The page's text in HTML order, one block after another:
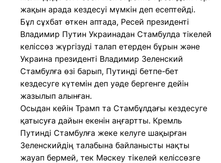
жақын арада кездесуі мүмкін деп есептейді.
Бұл сұхбат өткен аптада, Ресей президенті
Владимир Путин Украинадан Стамбулда тікелей
келіссөз жүргізуді талап етерден бұрын және
Украина президенті Владимир Зеленский
Стамбулға өзі барып, Путинді бетпе-бет
кездесуге күтемін деп уәде бергенге дейін
жазылып алынған.
Осыдан кейін Трамп та Стамбұлдағы кездесуге
қатысуға дайын екенін аңғартты. Кремль
Путинді Стамбулға жеке келуге шақырған
Зеленскийдің талабына байланысты нақты
жауап бермей, тек Мәскеу тікелей келіссөзге